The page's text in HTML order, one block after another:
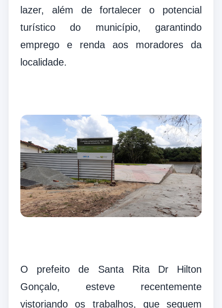
lazer, além de fortalecer o potencial
turístico do município, garantindo
emprego e renda aos moradores da
localidade.
O prefeito de Santa Rita Dr Hilton
Gonçalo, esteve recentemente
vistoriando os trabalhos, que seguem